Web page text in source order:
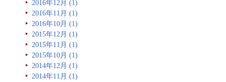
2016年12月 (1)
2016年11月 (1)
2016年10月 (1)
2015年12月 (1)
2015年11月 (1)
2015年10月 (1)
2014年12月 (1)
2014年11月 (1)